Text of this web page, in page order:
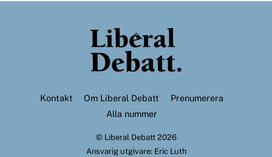
Back
To
Top
Kontakt Om Liberal Debatt
Prenumerera
Alla nummer
© Liberal Debatt2026
Ansvarig utgivare: Eric Luth